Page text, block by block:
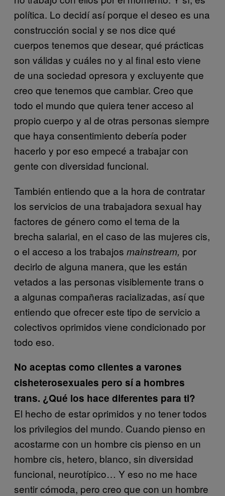
política. Lo decidí así porque el deseo es una
construcción social y se nos dice qué
cuerpos tenemos que desear, qué prácticas
son válidas y cuáles no y al final esto viene
de una sociedad opresora y excluyente que
creo que tenemos que cambiar. Creo que
todo el mundo que quiera tener acceso al
propio cuerpo y al de otras personas siempre
que haya consentimiento debería poder
hacerlo y por eso empecé a trabajar con
gente con diversidad funcional.
También entiendo que a la hora de contratar
los servicios de una trabajadora sexual hay
factores de género como el tema de la
brecha salarial, en el caso de las mujeres cis,
o el acceso a los trabajos mainstream, por
decirlo de alguna manera, que les están
vetados a las personas visiblemente trans o
a algunas compañeras racializadas, así que
entiendo que ofrecer este tipo de servicio a
colectivos oprimidos viene condicionado por
todo eso.
No aceptas como clientes a varones
cisheterosexuales pero sí a hombres
trans. ¿Qué los hace diferentes para ti?
El hecho de estar oprimidos y no tener todos
los privilegios del mundo. Cuando pienso en
acostarme con un hombre cis pienso en un
hombre cis, hetero, blanco, sin diversidad
funcional, neurotípico… Y eso no me hace
sentir cómoda, pero creo que con un hombre